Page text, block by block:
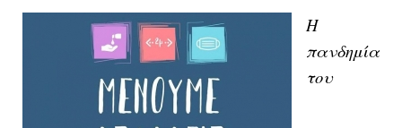
Η
πανδημία
του